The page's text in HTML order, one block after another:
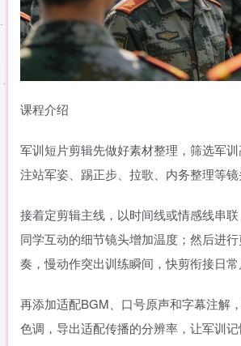
课程介绍
军训短片剪辑先做好素材整理，筛选军
注站军姿、踢正步、拉歌、内务整理等镜
接着定剪辑主线，以时间线或情感线串联
同学互动的细节镜头增加温度；然后进
奏，慢动作突出训练瞬间，快剪衔接日常
再添加适配BGM、口号原声和字幕注解
色调，导出适配传播的分辨率，让军训记